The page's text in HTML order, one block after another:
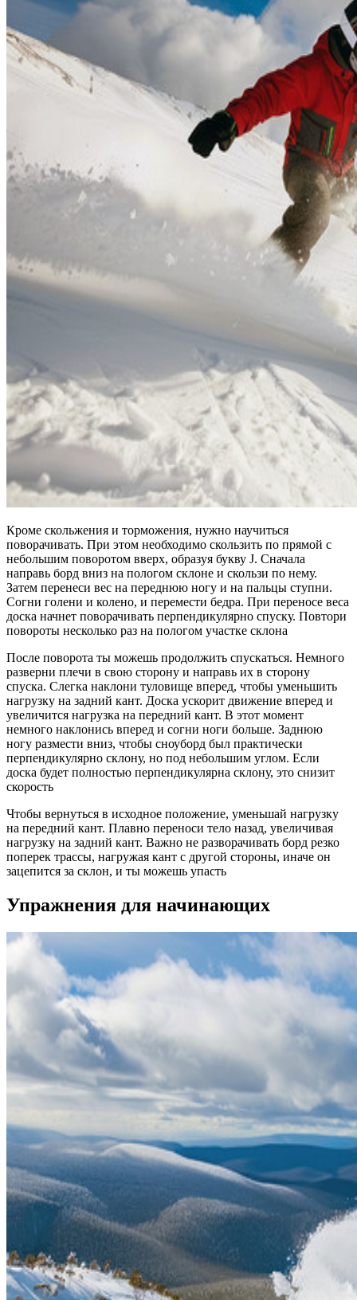
Кроме скольжения и торможения, нужно научиться
поворачивать. При этом необходимо скользить по прямой с
небольшим поворотом вверх, образуя букву J. Сначала
направь борд вниз на пологом склоне и скользи по нему.
Затем перенеси вес на переднюю ногу и на пальцы ступни.
Согни голени и колено, и перемести бедра. При переносе веса
доска начнет поворачивать перпендикулярно спуску. Повтори
повороты несколько раз на пологом участке склона
После поворота ты можешь продолжить спускаться. Немного
разверни плечи в свою сторону и направь их в сторону
спуска. Слегка наклони туловище вперед, чтобы уменьшить
нагрузку на задний кант. Доска ускорит движение вперед и
увеличится нагрузка на передний кант. В этот момент
немного наклонись вперед и согни ноги больше. Заднюю
ногу размести вниз, чтобы сноуборд был практически
перпендикулярно склону, но под небольшим углом. Если
доска будет полностью перпендикулярна склону, это снизит
скорость
Чтобы вернуться в исходное положение, уменьшай нагрузку
на передний кант. Плавно переноси тело назад, увеличивая
нагрузку на задний кант. Важно не разворачивать борд резко
поперек трассы, нагружая кант с другой стороны, иначе он
зацепится за склон, и ты можешь упасть
Упражнения для начинающих